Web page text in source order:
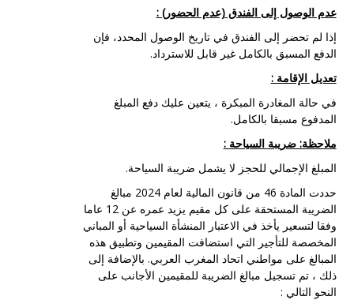
عدم الوصول إلى الفندق (عدم الحضور) :
إذا لم تحضر إلى الفندق في تاريخ الوصول المحدد، فإن
الدفع المسبق بالكامل غير قابل للاسترداد.
تعديل الإقامة :
في حالة المغادرة المبكرة ، يتعين عليك دفع المبلغ
المدفوع مسبقا بالكامل.
ملاحظة: ضريبة السياحة :
المبلغ الإجمالي للحجز لا يشمل ضريبة السياحة.
حددت المادة 46 من قانون المالية لعام 2024 مبالغ
الضريبة المستحقة على كل مقيم يزيد عمره عن 12 عاما
وفقا لتسعير يأخذ في الاعتبار المنشأة السياحية أو المباني
المخصصة للتأجير التي استضافت المقيمين وتطبيق هذه
المبالغ على مواطني اتحاد المغرب العربي. بالإضافة إلى
ذلك ، تم تسجيل مبالغ الضريبة للمقيمين الأجانب على
النحو التالي :